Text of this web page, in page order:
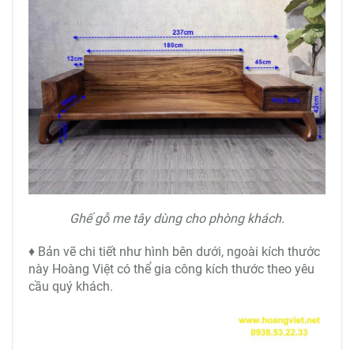
Ghế gỗ me tây dùng cho phòng khách.
♦ Bản vẽ chi tiết như hình bên dưới, ngoài kích thước
này Hoàng Việt có thể gia công kích thước theo yêu
cầu quý khách.